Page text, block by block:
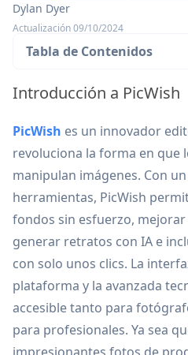
Dylan Dyer
Actualización 09/10/2024
Tabla de Contenidos
Introducción a PicWish
PicWish es un innovador
revoluciona la forma en que
manipulan imágenes. Con
herramientas, PicWish
fondos sin esfuerzo,
generar retratos con IA e
con solo unos clics. La
plataforma y la avanzada
accesible tanto para
para profesionales. Ya sea